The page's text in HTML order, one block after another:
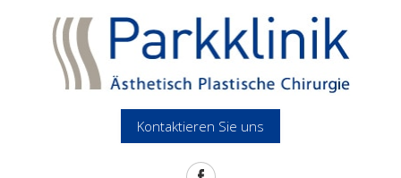
Kontaktieren Sie uns